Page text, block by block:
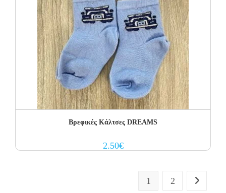
Βρεφικές Κάλτσες DREAMS
2.50€
1 2